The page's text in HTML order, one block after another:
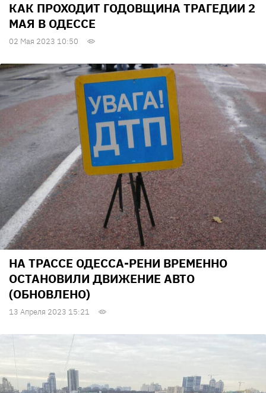
КАК ПРОХОДИТ ГОДОВЩИНА ТРАГЕДИИ 2
МАЯ В ОДЕССЕ
02 Мая 2023 10:50
НА ТРАССЕ ОДЕССА-РЕНИ ВРЕМЕННО
ОСТАНОВИЛИ ДВИЖЕНИЕ АВТО
(ОБНОВЛЕНО)
13 Апреля 2023 15:21